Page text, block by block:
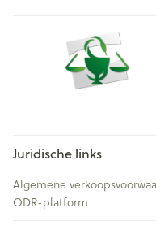
Juridische links
Algemene
ODR-platform